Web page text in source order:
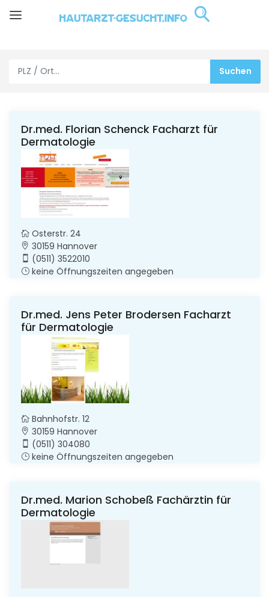
Dr.med. Florian Schenck Facharzt für
Dermatologie
Osterstr. 24
30159 Hannover
(0511) 3522010
keine Öffnungszeiten angegeben
Dr.med. Jens Peter Brodersen Facharzt
für Dermatologie
Bahnhofstr. 12
30159 Hannover
(0511) 304080
keine Öffnungszeiten angegeben
Dr.med. Marion Schobeß Fachärztin für
Dermatologie